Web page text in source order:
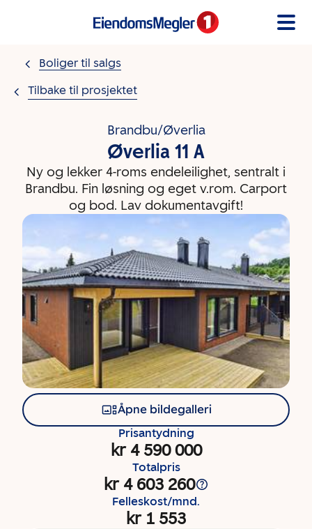
Boliger til salgs
Tilbake til prosjektet
Brandbu/Øverlia
Øverlia 11 A
Ny og lekker 4-roms endeleilighet, sentralt i
Brandbu. Fin løsning og eget v.rom. Carport
og bod. Lav dokumentavgift!
Åpne bildegalleri
Prisantydning
kr 4 590 000
Totalpris
kr 4 603 260
Felleskost/mnd.
kr 1 553